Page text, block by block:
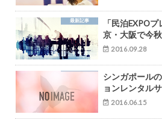
最新記事
「民泊EXPO
京・大阪で今
2016.09.28
シンガポール
ョンレンタル
2016.06.15